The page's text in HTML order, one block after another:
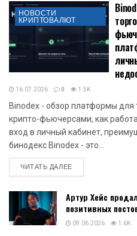
НОВОСТИ
КРИПТОВАЛЮТ
16.07.2026 0 1.5K
Binodex - обзор платформы для
крипто-фьючерсами, как
вход в личный кабинет,
бинодекс Binodex - это...
ЧИТАТЬ ДАЛЕЕDETAILS
Артур Хейс
позитивных
09.06.2026 1.6K